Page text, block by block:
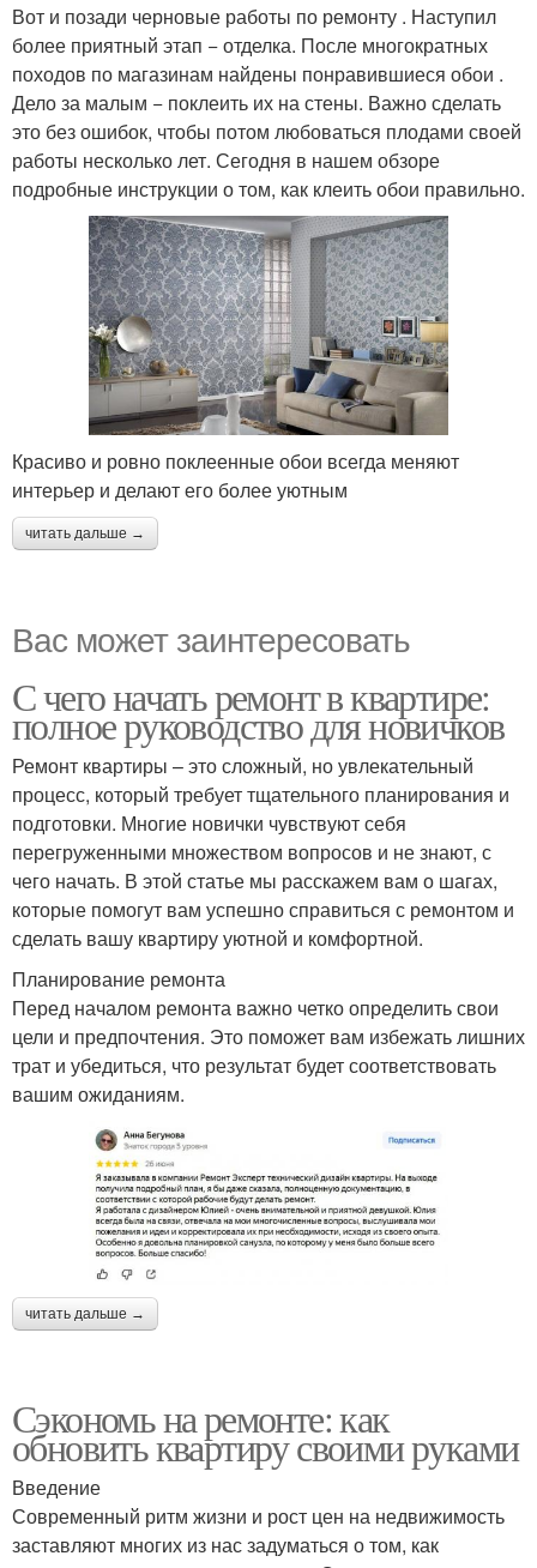
Вот и позади черновые работы по ремонту . Наступил
более приятный этап − отделка. После многократных
походов по магазинам найдены понравившиеся обои .
Дело за малым − поклеить их на стены. Важно сделать
это без ошибок, чтобы потом любоваться плодами своей
работы несколько лет. Сегодня в нашем обзоре
подробные инструкции о том, как клеить обои правильно.
Красиво и ровно поклеенные обои всегда меняют
интерьер и делают его более уютным
читать дальше →
Вас может заинтересовать
С чего начать ремонт в квартире:
полное руководство для новичков
Ремонт квартиры – это сложный, но увлекательный
процесс, который требует тщательного планирования и
подготовки. Многие новички чувствуют себя
перегруженными множеством вопросов и не знают, с
чего начать. В этой статье мы расскажем вам о шагах,
которые помогут вам успешно справиться с ремонтом и
сделать вашу квартиру уютной и комфортной.
Планирование ремонта
Перед началом ремонта важно четко определить свои
цели и предпочтения. Это поможет вам избежать лишних
трат и убедиться, что результат будет соответствовать
вашим ожиданиям.
читать дальше →
Сэкономь на ремонте: как
обновить квартиру своими руками
Введение
Современный ритм жизни и рост цен на недвижимость
заставляют многих из нас задуматься о том, как